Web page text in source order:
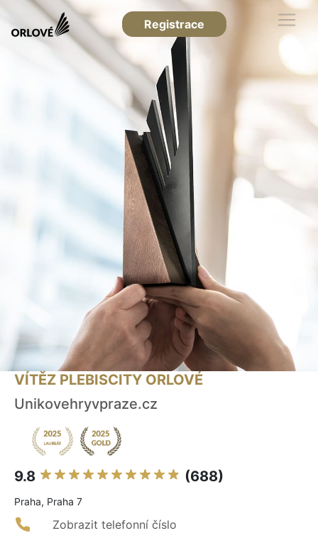
Registrace
VÍTĚZ PLEBISCITY ORLOVÉ
Unikovehryvpraze.cz
9.8 (688)
Praha, Praha 7
Zobrazit telefonní číslo